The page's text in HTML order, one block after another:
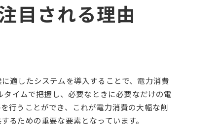
目される理由
適したシステムを導入することで、電力消費
イムで把握し、必要なときに必要なだけの電
行うことができ、これが電力消費の大幅な削
ための重要な要素となっています。